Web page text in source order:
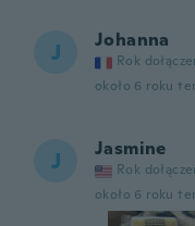
J Johanna
Rok
około 6 roku
J Jasmine
Rok
około 6 roku